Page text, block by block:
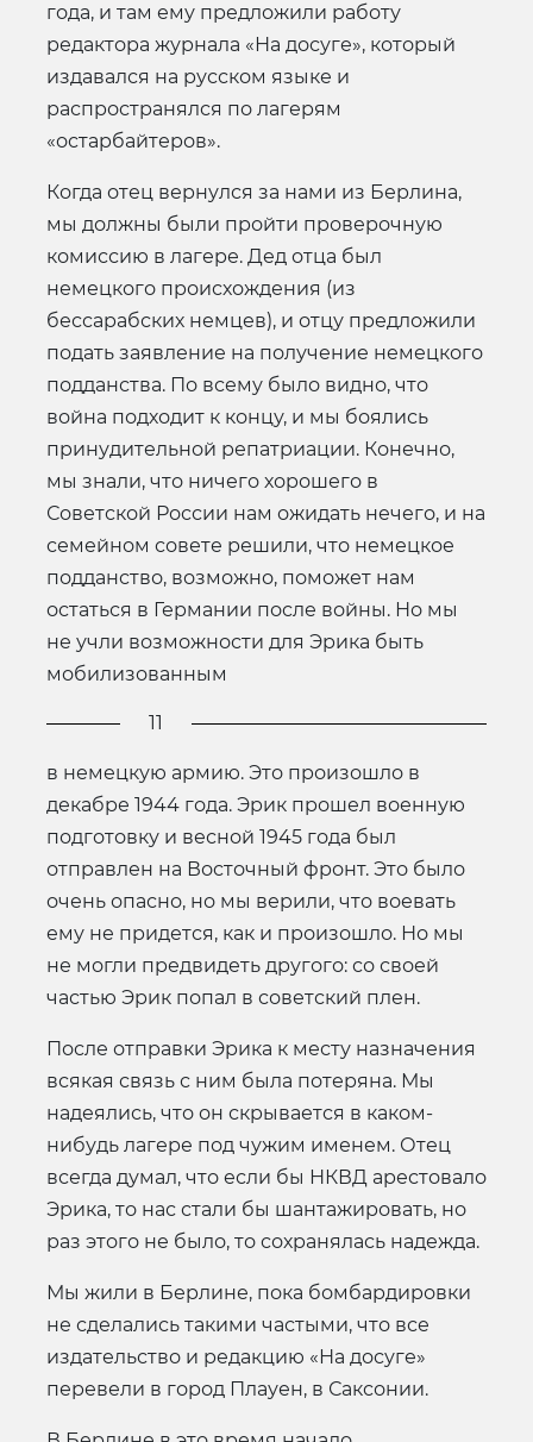
года, и там ему предложили работу
редактора журнала «На досуге», который
издавался на русском языке и
распространялся по лагерям
«остарбайтеров».
Когда отец вернулся за нами из Берлина,
мы должны были пройти проверочную
комиссию в лагере. Дед отца был
немецкого происхождения (из
бессарабских немцев), и отцу предложили
подать заявление на получение немецкого
подданства. По всему было видно, что
война подходит к концу, и мы боялись
принудительной репатриации. Конечно,
мы знали, что ничего хорошего в
Советской России нам ожидать нечего, и на
семейном совете решили, что немецкое
подданство, возможно, поможет нам
остаться в Германии после войны. Но мы
не учли возможности для Эрика быть
мобилизованным
11
в немецкую армию. Это произошло в
декабре 1944 года. Эрик прошел военную
подготовку и весной 1945 года был
отправлен на Восточный фронт. Это было
очень опасно, но мы верили, что воевать
ему не придется, как и произошло. Но мы
не могли предвидеть другого: со своей
частью Эрик попал в советский плен.
После отправки Эрика к месту назначения
всякая связь с ним была потеряна. Мы
надеялись, что он скрывается в каком-
нибудь лагере под чужим именем. Отец
всегда думал, что если бы НКВД арестовало
Эрика, то нас стали бы шантажировать, но
раз этого не было, то сохранялась надежда.
Мы жили в Берлине, пока бомбардировки
не сделались такими частыми, что все
издательство и редакцию «На досуге»
перевели в город Плауен, в Саксонии.